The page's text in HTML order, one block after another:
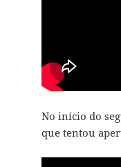
No início do
que tentou